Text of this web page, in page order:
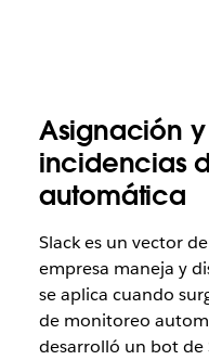
Asignación
incidencias
automática
Slack es un vector
empresa maneja y
se aplica cuando
de monitoreo
desarrolló un bot de